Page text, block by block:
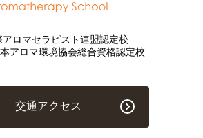
アロマセラピスト連盟認定校
本アロマ環境協会総合資格認定校
交通アクセス